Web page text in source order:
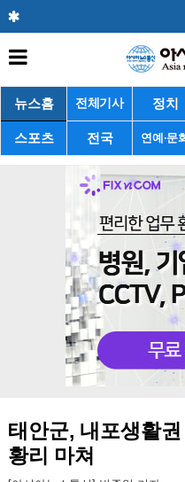
뉴스홈 전체기사 정치
스포츠 전국 연예·문
태안군, 내포생활
황리 마쳐